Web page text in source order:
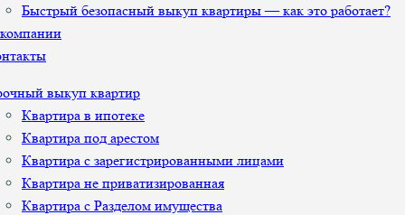
Быстрый безопасный выкуп квартиры — как это работает?
выкуп квартир
Квартира в ипотеке
Квартира под арестом
Квартира с зарегистрированными лицами
Квартира не приватизированная
Квартира с Разделом имущества